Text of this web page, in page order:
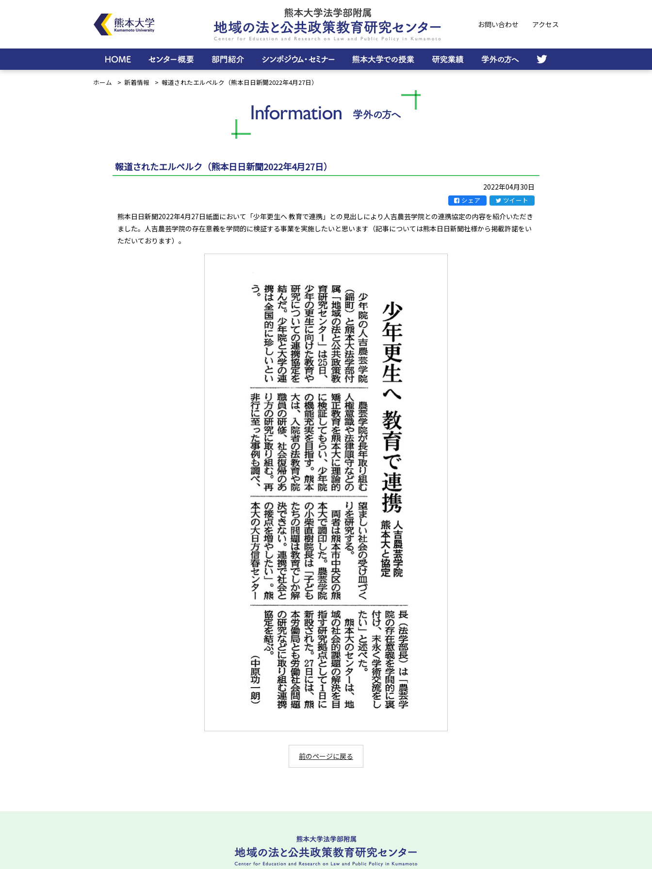
お問い合わせ アクセス
ホーム 新着情報 報道されたエルペルク（熊本日日新聞2022年4月27日）
報道されたエルペルク（熊本日日新聞2022年4月27日）
2022年04月30日
シェア ツイート
熊本日日新聞2022年4月27日紙面において「少年更生へ 教育で連携」との見出しにより人吉農芸学院との連携協定の内容を紹介いただき
ました。人吉農芸学院の存在意義を学問的に検証する事業を実施したいと思います（記事については熊本日日新聞社様から掲載許諾をい
ただいております）。
前のページに戻る